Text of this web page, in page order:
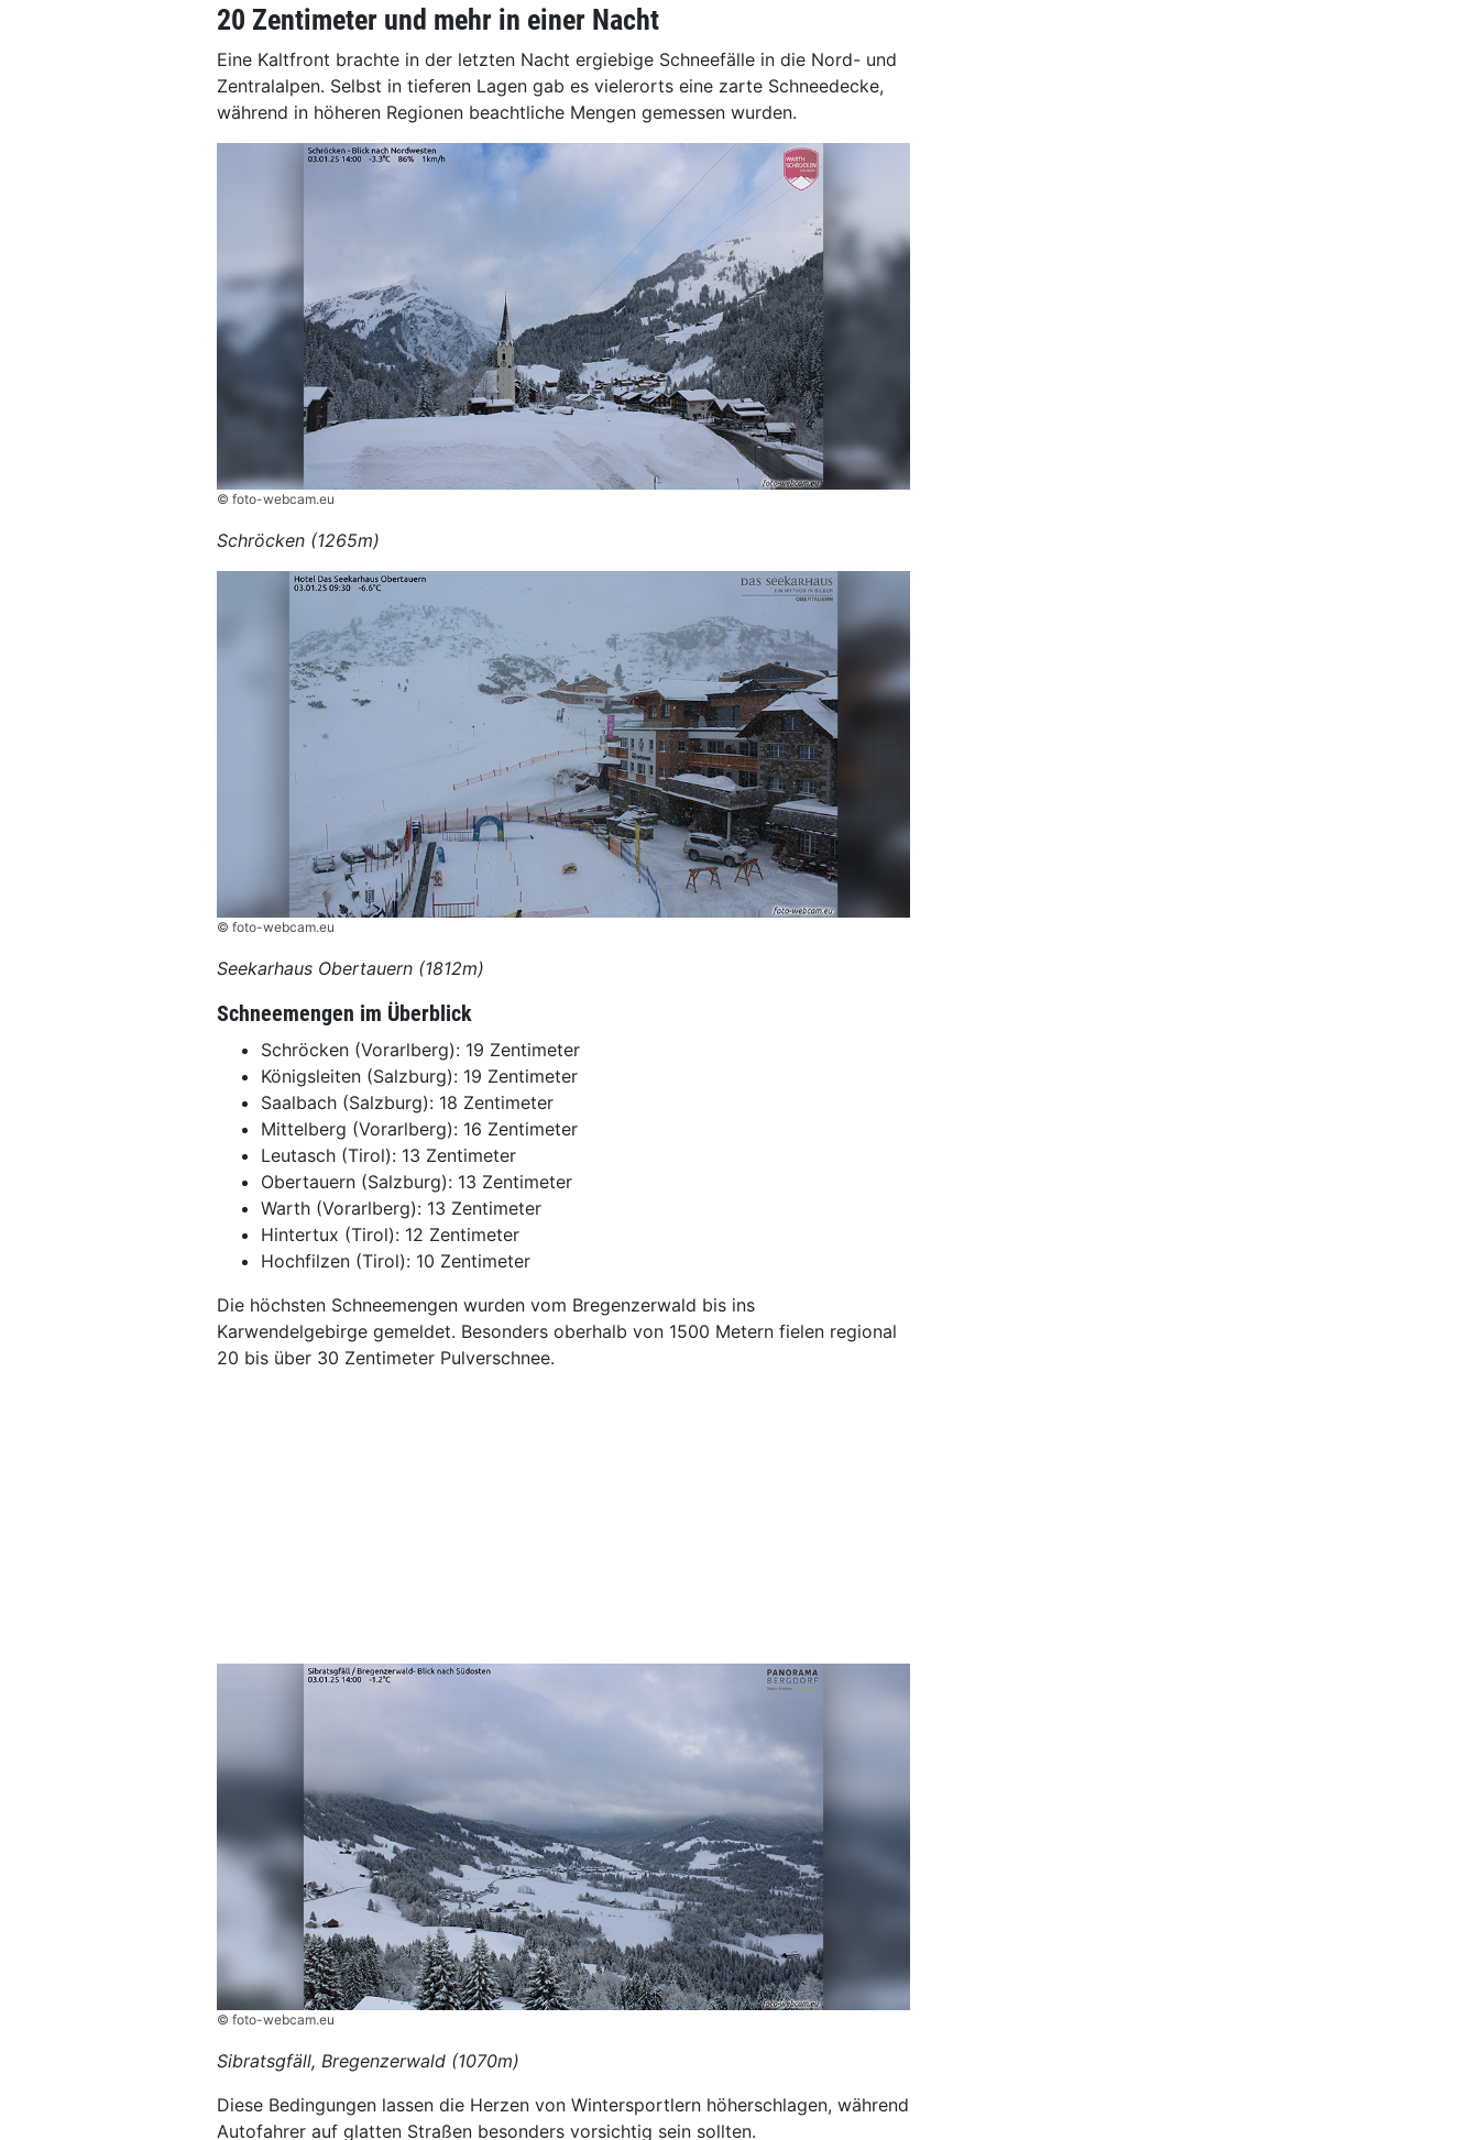
20 Zentimeter und mehr in einer Nacht
Eine Kaltfront brachte in der letzten Nacht ergiebige Schneefälle in die Nord- und
Zentralalpen. Selbst in tieferen Lagen gab es vielerorts eine zarte Schneedecke,
während in höheren Regionen beachtliche Mengen gemessen wurden.
© foto-webcam.eu
Schröcken (1265m)
© foto-webcam.eu
Seekarhaus Obertauern (1812m)
Schneemengen im Überblick
Schröcken (Vorarlberg): 19 Zentimeter
Königsleiten (Salzburg): 19 Zentimeter
Saalbach (Salzburg): 18 Zentimeter
Mittelberg (Vorarlberg): 16 Zentimeter
Leutasch (Tirol): 13 Zentimeter
Obertauern (Salzburg): 13 Zentimeter
Warth (Vorarlberg): 13 Zentimeter
Hintertux (Tirol): 12 Zentimeter
Hochfilzen (Tirol): 10 Zentimeter
Die höchsten Schneemengen wurden vom Bregenzerwald bis ins
Karwendelgebirge gemeldet. Besonders oberhalb von 1500 Metern fielen regional
20 bis über 30 Zentimeter Pulverschnee.
© foto-webcam.eu
Sibratsgfäll, Bregenzerwald (1070m)
Diese Bedingungen lassen die Herzen von Wintersportlern höherschlagen, während
Autofahrer auf glatten Straßen besonders vorsichtig sein sollten.